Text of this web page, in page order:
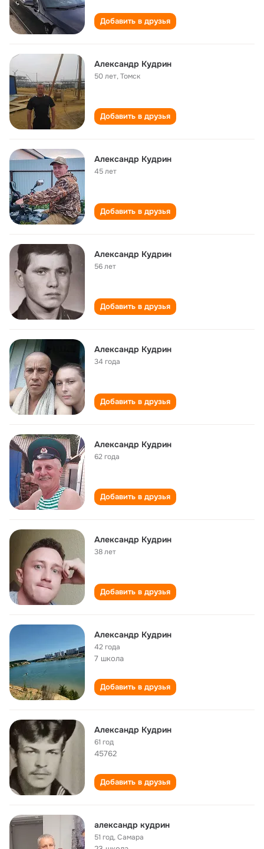
Добавить в друзья
Александр Кудрин
50 лет,Томск
Добавить в друзья
Александр Кудрин
45 лет
Добавить в друзья
Александр Кудрин
56 лет
Добавить в друзья
Александр Кудрин
34 года
Добавить в друзья
Александр Кудрин
62 года
Добавить в друзья
Александр Кудрин
38 лет
Добавить в друзья
Александр Кудрин
42 года
7 школа
Добавить в друзья
Александр Кудрин
61 год
45762
Добавить в друзья
александр кудрин
51 год,Самара